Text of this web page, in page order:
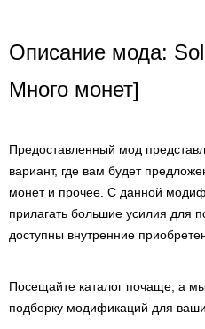
Описание мода:
Много монет]
Предоставленный мод
вариант, где вам будет
монет и прочее. С данной
прилагать большие усилия для
доступны внутренние
Посещайте каталог почаще, а
подборку модификаций для